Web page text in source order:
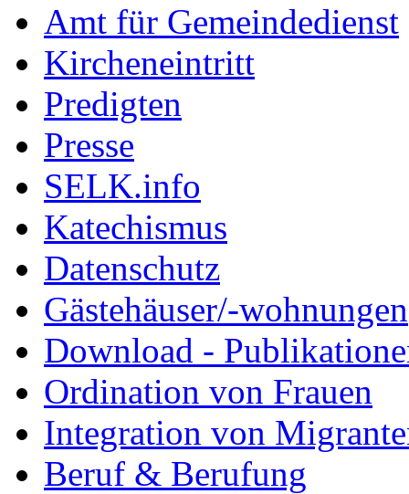
Amt für Gemeindedienst
Kircheneintritt
Predigten
Presse
SELK.info
Katechismus
Datenschutz
Gästehäuser/-wohnungen
Download -
Ordination von Frauen
Integration von
Beruf & Berufung